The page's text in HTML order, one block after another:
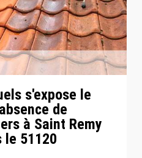
s'expose le
de
à Saint Remy
le 51120